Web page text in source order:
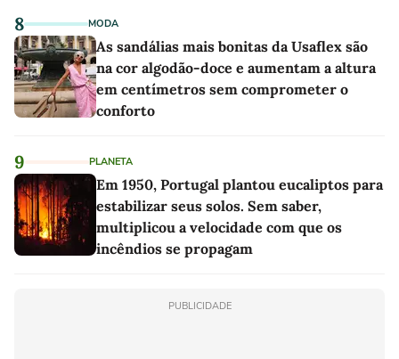
8 MODA
As sandálias mais bonitas da Usaflex são
na cor algodão-doce e aumentam a altura
em centímetros sem comprometer o
conforto
9 PLANETA
Em 1950, Portugal plantou eucaliptos para
estabilizar seus solos. Sem saber,
multiplicou a velocidade com que os
incêndios se propagam
PUBLICIDADE